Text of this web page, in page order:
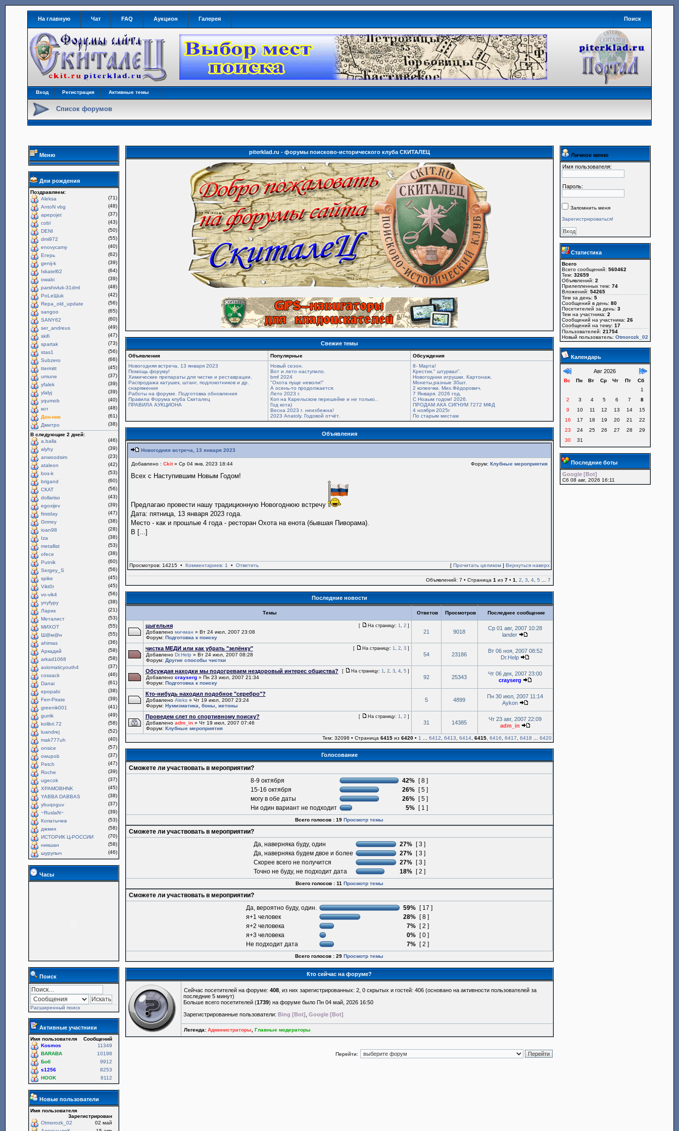
На главную Чат FAQ Аукцион Галерея Поиск
Вход Регистрация Активные темы
Список форумов
Меню
Дни рождения
Поздравляем:
Aleksa
(71)
AntoN vbg
(48)
apepojet
(37)
cobl
(43)
DENI
(50)
dmi972
(55)
enovycamy
(40)
Егерь
(62)
genij-k
(39)
Iskatel62
(64)
owabi
(39)
parshivluk-31dml
(48)
PoLeШuk
(42)
Repa_old_update
(56)
sangoo
(65)
SANY62
(60)
ser_andreus
(49)
skifi
(47)
spartak
(73)
stas1
(56)
Subzero
(66)
ttermitt
(45)
umune
(37)
yfalek
(39)
ylalyj
(39)
yqumob
(40)
кот
(48)
Дон-ник
(61)
Дмитро
(38)
В следующие 2 дней:
a.balla
(46)
alyhy
(39)
anwoodsim
(23)
ataleon
(42)
bos-k
(53)
brigand
(60)
СКАТ
(56)
dollariso
(43)
egoxijev
(39)
firstday
(47)
Grrrrey
(38)
ioan98
(28)
Iza
(38)
metallist
(53)
ofece
(38)
Putnik
(60)
Sergey_S
(56)
spike
(45)
Vikt0r
(45)
vo-vik4
(56)
ynyfypy
(38)
Ларик
(21)
Металист
(53)
МИХОТ
(55)
Ш@м@н
(55)
ahimas
(36)
Аркадий
(58)
arkad1068
(58)
axiomaticyouth4
(37)
cossack
(46)
Danai
(61)
epopabi
(38)
Ferr-Pirate
(39)
greenik001
(41)
gurrik
(49)
kolibri.72
(58)
luandrej
(52)
mak777uh
(40)
onsice
(57)
owupob
(37)
Petch
(47)
Roche
(39)
ugecok
(37)
XPAMOBHNK
(45)
YABBA DABBAS
(38)
ybuqoguv
(37)
~RuslaN~
(39)
Копатычев
(53)
джмек
(58)
ИСТОРИК Ц-РОССИИ
(70)
никшан
(58)
шурупыч
(46)
Часы
Поиск
Расширенный поиск
Активные участники
Имя пользователя
Сообщений
Kosmos
11349
BARABA
10198
Боб
9912
s1256
8253
HOOK
8112
Новые пользователи
Имя пользователя
Зарегистрирован
Otmorozk_02
02 май
piterklad.ru - форумы поисково-исторического клуба СКИТАЛЕЦ
Свежие темы
Объявления Популярные
Обсуждения
Новогодняя встреча, 13 января 2023
Помощь форуму!
Химические препараты для чистки и реставрации.
Распродажа катушек, штанг, подлокотников и др.
снаряжения
Работы на форуме. Подготовка обновления
Правила Форума клуба Скиталец
ПРАВИЛА АУКЦИОНА
Новый сезон.
Вот и лето наступило.
bmf 2024
"Охота пуще неволи!"
А осень-то продолжается.
Лето 2023 г.
Коп на Карельском перешейке и не только..
Год кота)
Весна 2023 г. неизбежна!
2023 Anatoly. Годовой отчёт.
8- Марта!
Крестик." штурвал".
Новогоднии игрушки. Картонаж.
Монеты,разные 30шт.
2 копеечки. Мих.Фёдорович.
7 Января. 2026 год.
С Ноаым годом! 2026.
ПРОДАМ АКА СИГНУМ 7272 МФД
4 ноября 2025г
По старым местам
Объявления
Новогодняя встреча, 13 января 2023
Добавлено : Ckit» Ср 04 янв, 2023 18:44 Форум: Клубные мероприятия
Всех с Наступившим Новым Годом!
Предлагаю провести нашу традиционную Новогоднюю встречу
Дата: пятница, 13 января 2023 года.
Место - как и прошлые 4 года - ресторан Охота на енота (бывшая Пиворама).
В [...]
Просмотров: 14215 • Комментариев: 1 • Ответить [ Прочитать целиком] Вернуться наверх
Объявлений: 7 • Страница 1 из 7• 1 2 3 4, 5 7
Последние новости
Темы Ответов Просмотров Последнее сообщение
[ На страницу: 1, 2]
цыгельня
Добавлено мичман » Вт 24 июл, 2007 23:08
Форум: Подготовка к поиску
21 9018
Ср 01 авг, 2007 10:28
lander
[ На страницу: 1, 2, 3]
чистка МЕДИ или как убрать "зелёнку"
Добавлено Dr.Help » Вт 24 июл, 2007 08:28
Форум: Другие способы чистки
54 23186
Вт 06 ноя, 2007 08:52
Dr.Help
[ На страницу: 1, 2, 3, 4, 5]
Обсуждая находки мы подогреваем нездоровый интерес общества?
Добавлено crayserg» Пн 23 июл, 2007 21:34
Форум: Подготовка к поиску
92 25343
Чт 06 дек, 2007 23:00
crayserg
Кто-нибудь находил подобное "серебро"?
Добавлено Aleks» Чт 19 июл, 2007 23:24
Форум: Нумизматика, боны, жетоны
5 4899
Пн 30 июл, 2007 11:14
Aykon
[ На страницу: 1, 2]
Проведем слет по спортивному поиску?
Добавлено adm_in» Чт 19 июл, 2007 07:46
Форум: Клубные мероприятия
31 14385
Чт 23 авг, 2007 22:09
adm_in
Тем: 32098 • Страница 6415из 6420• 1 6412 6413 6414, 6415, 6416 6417 6418 6420
Голосование
Сможете ли участвовать в мероприятии?
8-9 октября
42%
[ 8 ]
15-16 октября
26%
[ 5 ]
могу в обе даты
26%
[ 5 ]
Ни один вариант не подходит
5% [ 1 ]
Всего голосов : 19 Просмотр темы
Сможете ли участвовать в мероприятии?
Да, наверняка буду, один
27%
[ 3 ]
Да, наверняка будем двое и более
27%
[ 3 ]
Скорее всего не получится
27%
[ 3 ]
Точно не буду, не подходит дата
18% [ 2 ]
Всего голосов : 11 Просмотр темы
Сможете ли участвовать в мероприятии?
Да, вероятно буду, один.
59%
[ 17 ]
я+1 человек
28%
[ 8 ]
я+2 человека
7%
[ 2 ]
я+3 человека
0%
[ 0 ]
Не подходит дата
7% [ 2 ]
Всего голосов : 29 Просмотр темы
Кто сейчас на форуме?
Сейчас посетителей на форуме: 408, из них зарегистрированных: 2, 0 скрытых и гостей: 406 (основано на активности пользователей за
последние 5 минут)
Больше всего посетителей (1739) на форуме было Пн 04 май, 2026 16:50
Зарегистрированные пользователи: Bing [Bot] Google [Bot]
Легенда: Администраторы Главные модераторы
Перейти:
Личное меню
Имя пользователя:
Пароль:
Запомнить меня
Зарегистрироваться!
Статистика
Всего
Всего сообщений: 560462
Тем: 32659
Объявлений: 2
Прилепленных тем: 74
Вложений: 54265
Тем за день: 5
Сообщений в день: 80
Посетителей за день: 3
Тем на участника: 2
Сообщений на участника: 26
Сообщений на тему: 17
Пользователей: 21754
Новый пользователь: Otmorozk_02
Календарь
Авг 2026
Вс Пн Вт Ср Чт Пт
Сб
1
2
3 4 5 6 7
8
9
10 11 12 13 14
15
16
17 18 19 20 21
22
23
24 25 26 27 28
29
30
31
Последние боты
Google [Bot]
Сб 08 авг, 2026 16:11